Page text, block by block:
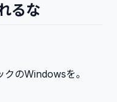
るな
のWindowsを。